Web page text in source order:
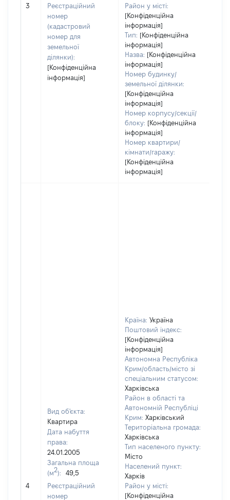
3
Реєстраційний
номер
(кадастровий
номер для
земельної
ділянки):
[Конфіденційна
інформація]
Район у місті:
[Конфіденційна
інформація]
Тип: [Конфіденційна
інформація]
Назва: [Конфіденційна
інформація]
Номер будинку/
земельної ділянки:
[Конфіденційна
інформація]
Номер корпусу/секції/
блоку: [Конфіденційна
інформація]
Номер квартири/
кімнати/гаражу:
[Конфіденційна
інформація]
4
Вид об'єкта:
Квартира
Дата набуття
права:
24.01.2005
Загальна площа
(м2):
49,5
Реєстраційний
номер
Країна: Україна
Поштовий індекс:
[Конфіденційна
інформація]
Автономна Республіка
Крим/область/місто зі
спеціальним статусом:
Харківська
Район в області та
Автономній Республіці
Крим: Харківський
Територіальна громада:
Харківська
Тип населеного пункту:
Місто
Населений пункт:
Харків
Район у місті:
[Конфіденційна